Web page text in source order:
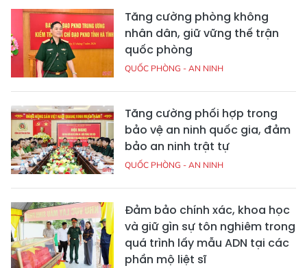
Tăng cường phòng không
nhân dân, giữ vững thế trận
quốc phòng
QUỐC PHÒNG - AN NINH
Tăng cường phối hợp trong
bảo vệ an ninh quốc gia, đảm
bảo an ninh trật tự
QUỐC PHÒNG - AN NINH
Đảm bảo chính xác, khoa học
và giữ gìn sự tôn nghiêm trong
quá trình lấy mẫu ADN tại các
phần mộ liệt sĩ